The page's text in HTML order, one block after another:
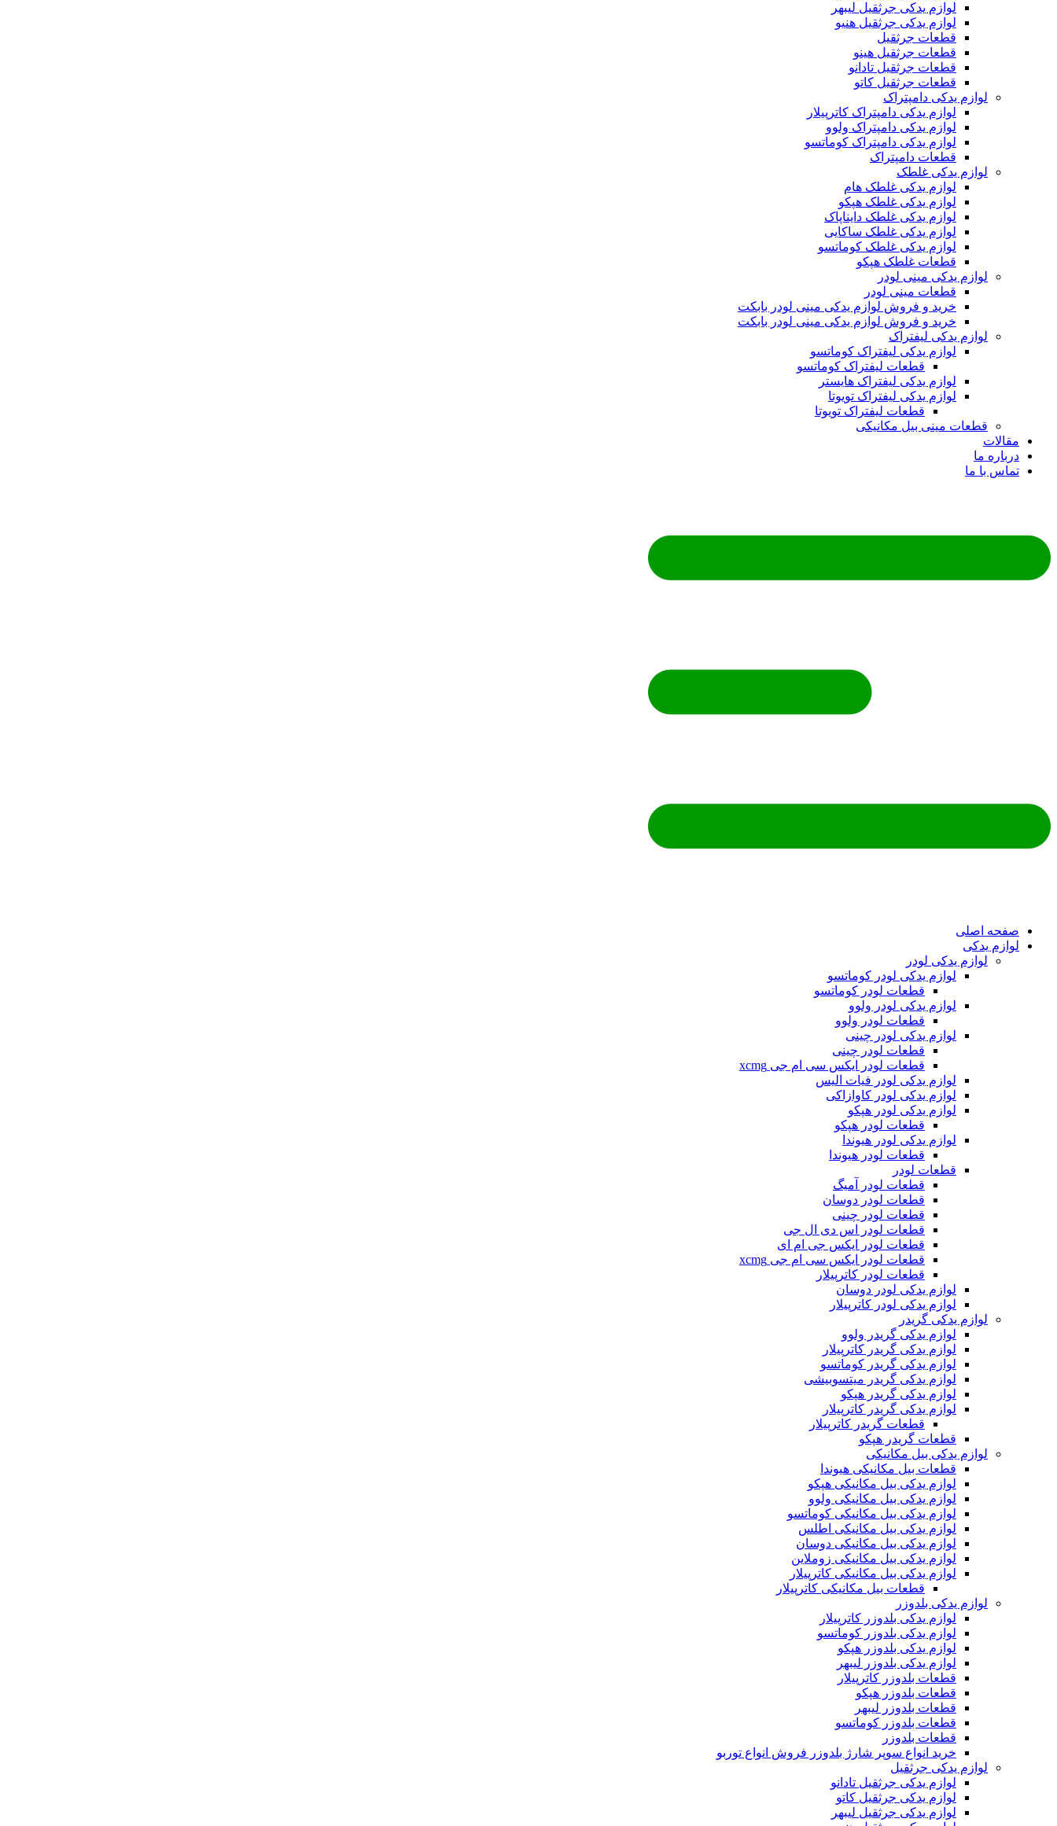
لوازم یدکی جرثقیل لیبهر
لوازم یدکی جرثقیل هنیو
قطعات جرثقیل
قطعات جرثقیل هینو
قطعات جرثقیل تادانو
قطعات جرثقیل کاتو
لوازم یدکی دامپتراک
لوازم یدکی دامپتراک کاترپیلار
لوازم یدکی دامپتراک ولوو
لوازم یدکی دامپتراک کوماتسو
قطعات دامپتراک
لوازم یدکی غلطک
لوازم یدکی غلطک هام
لوازم یدکی غلطک هپکو
لوازم یدکی غلطک دایناپاک
لوازم یدکی غلطک ساکایی
لوازم یدکی غلطک کوماتسو
قطعات غلطک هپکو
لوازم یدکی مینی لودر
قطعات مینی لودر
خرید و فروش لوازم یدکی مینی لودر بابکت
خرید و فروش لوازم یدکی مینی لودر بابکت
لوازم یدکی لیفتراک
لوازم یدکی لیفتراک کوماتسو
قطعات لیفتراک کوماتسو
لوازم یدکی لیفتراک هایستر
لوازم یدکی لیفتراک تویوتا
قطعات لیفتراک تویوتا
قطعات مینی بیل مکانیکی
مقالات
درباره ما
تماس با ما
صفحه اصلی
لوازم یدکی
لوازم یدکی لودر
لوازم یدکی لودر کوماتسو
قطعات لودر کوماتسو
لوازم یدکی لودر ولوو
قطعات لودر ولوو
لوازم یدکی لودر چینی
قطعات لودر چینی
قطعات لودر ایکس سی ام جی xcmg
لوازم یدکی لودر فیات الیس
لوازم یدکی لودر کاوازاکی
لوازم یدکی لودر هپکو
قطعات لودر هپکو
لوازم یدکی لودر هیوندا
قطعات لودر هیوندا
قطعات لودر
قطعات لودر آمیگ
قطعات لودر دوسان
قطعات لودر چینی
قطعات لودر اس دی ال جی
قطعات لودر ایکس جی ام ای
قطعات لودر ایکس سی ام جی xcmg
قطعات لودر کاترپیلار
لوازم یدکی لودر دوسان
لوازم یدکی لودر کاترپیلار
لوازم یدکی گریدر
لوازم یدکی گریدر ولوو
لوازم یدکی گریدر کاترپیلار
لوازم یدکی گریدر کوماتسو
لوازم یدکی گریدر میتسوبیشی
لوازم یدکی گریدر هپکو
لوازم یدکی گریدر کاترپیلار
قطعات گریدر کاترپیلار
قطعات گریدر هپکو
لوازم یدکی بیل مکانیکی
قطعات بیل مکانیکی هیوندا
لوازم یدکی بیل مکانیکی هپکو
لوازم یدکی بیل مکانیکی ولوو
لوازم یدکی بیل مکانیکی کوماتسو
لوازم یدکی بیل مکانیکی اطلس
لوازم یدکی بیل مکانیکی دوسان
لوازم یدکی بیل مکانیکی زوملاین
لوازم یدکی بیل مکانیکی کاترپیلار
قطعات بیل مکانیکی کاترپیلار
لوازم یدکی بلدوزر
لوازم یدکی بلدوزر کاترپیلار
لوازم یدکی بلدوزر کوماتسو
لوازم یدکی بلدوزر هپکو
لوازم یدکی بلدوزر لیبهر
قطعات بلدوزر کاترپیلار
قطعات بلدوزر هپکو
قطعات بلدوزر لیبهر
قطعات بلدوزر کوماتسو
قطعات بلدوزر
خرید انواع سوپر شارژ بلدوزر فروش انواع توربو
لوازم یدکی جرثقیل
لوازم یدکی جرثقیل تادانو
لوازم یدکی جرثقیل کاتو
لوازم یدکی جرثقیل لیبهر